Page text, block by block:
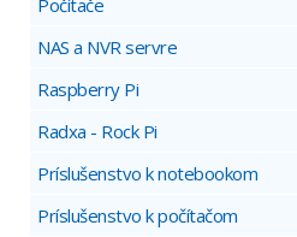
Počítače
NAS a NVR servre
Raspberry Pi
Radxa - Rock Pi
Príslušenstvo k notebookom
Príslušenstvo k počítačom